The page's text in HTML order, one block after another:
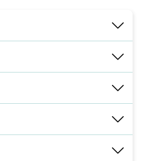
di Baia de Bahas, 2 dalla
e granito, libere.
parziale), servizi privati e
e 17:00-20:00; lavatrice